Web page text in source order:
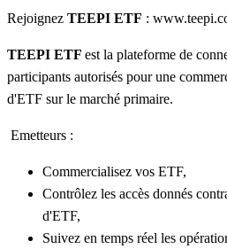
Rejoignez TEEPI ETF :
TEEPI ETF est la plateforme de
participants autorisés pour une
d'ETF sur le marché primaire.
Emetteurs :
Commercialisez vos ETF,
Contrôlez les accès donnés
d'ETF,
Suivez en temps réel les